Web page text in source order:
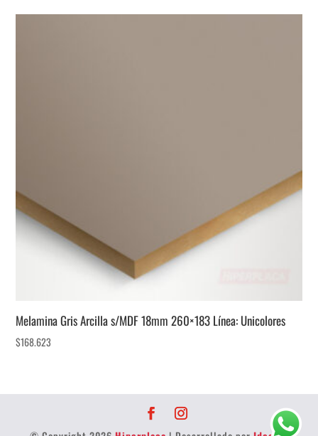
Melamina Gris Arcilla s/MDF 18mm 260×183 Línea: Unicolores
$168.623